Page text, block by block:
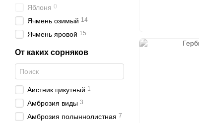
Яблоня 0
Ячмень озимый 14
Ячмень яровой 15
От каких сорняков
Аистник цикутный 1
Амброзия виды 3
Амброзия полыннолистная 7